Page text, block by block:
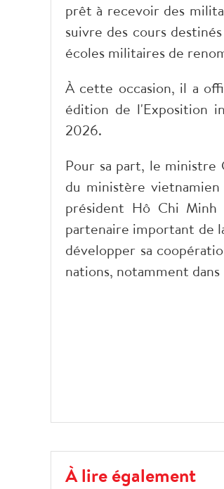
prêt à recevoir des
suivre des cours
écoles militaires de
À cette occasion, il a
édition de l'Exposition
2026.
Pour sa part, le
du ministère vietnamien
président Hô Chi
partenaire important de
développer sa
nations, notamment
À lire également